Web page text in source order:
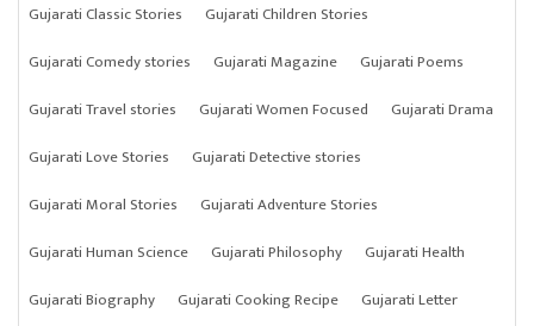
Gujarati Classic Stories
Gujarati Children Stories
Gujarati Comedy stories
Gujarati Magazine
Gujarati Poems
Gujarati Travel stories
Gujarati Women Focused
Gujarati Drama
Gujarati Love Stories
Gujarati Detective stories
Gujarati Moral Stories
Gujarati Adventure Stories
Gujarati Human Science
Gujarati Philosophy
Gujarati Health
Gujarati Biography
Gujarati Cooking Recipe
Gujarati Letter